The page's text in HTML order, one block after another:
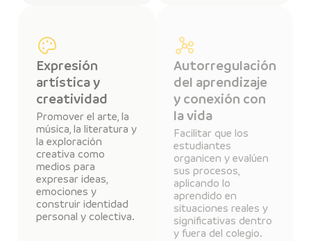
Expresión
artística y
creatividad
Promover el arte, la
música, la literatura y
la exploración
creativa como
medios para
expresar ideas,
emociones y
construir identidad
personal y colectiva.
Autorregulación
del aprendizaje
y conexión con
la vida
Facilitar que los
estudiantes
organicen y evalúen
sus procesos,
aplicando lo
aprendido en
situaciones reales y
significativas dentro
y fuera del colegio.